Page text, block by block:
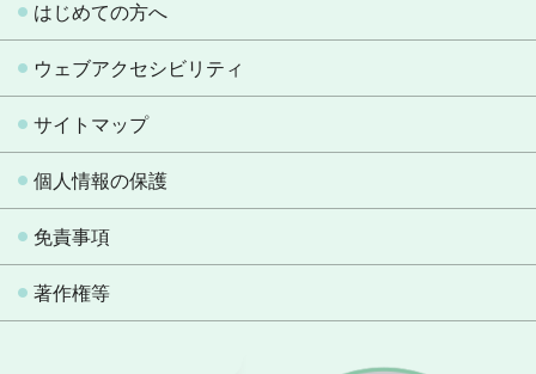
はじめての方へ
ウェブアクセシビリティ
サイトマップ
個人情報の保護
免責事項
著作権等